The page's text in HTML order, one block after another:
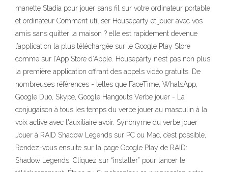
manette Stadia pour jouer sans fil sur votre ordinateur portable
et ordinateur Comment utiliser Houseparty et jouer avec vos
amis sans quitter la maison ? elle est rapidement devenue
l’application la plus téléchargée sur le Google Play Store
comme sur l’App Store d’Apple. Houseparty n’est pas non plus
la première application offrant des appels vidéo gratuits. De
nombreuses références - telles que FaceTime, WhatsApp,
Google Duo, Skype, Google Hangouts Verbe jouer - La
conjugaison à tous les temps du verbe jouer au masculin à la
voix active avec l'auxiliaire avoir. Synonyme du verbe jouer
Jouer à RAID Shadow Legends sur PC ou Mac, c’est possible,
Rendez-vous ensuite sur la page Google Play de RAID:
Shadow Legends. Cliquez sur “installer” pour lancer le